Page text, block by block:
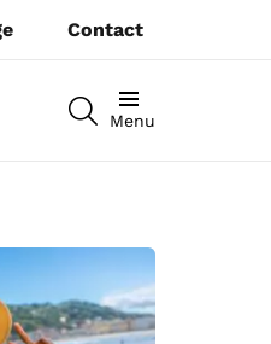
Contact
RECHERCHEZ
Menu